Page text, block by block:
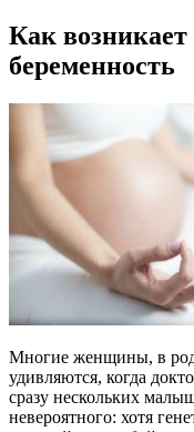
Как
беременность
Многие женщины, в
удивляются, когда
сразу нескольких
невероятного: хотя